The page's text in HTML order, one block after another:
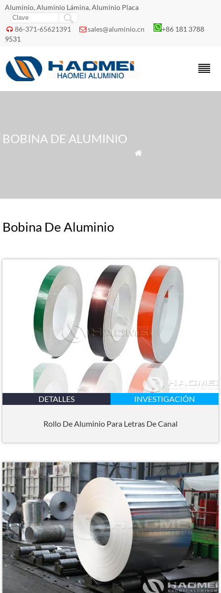
Aluminio, Aluminio Lámina, Aluminio Placa
 86-371-65621391  sales@aluminio.cn
+86 181 3788
9531
BOBINA DE ALUMINIO

Bobina De Aluminio
DETALLES INVESTIGACIÓN
Rollo De Aluminio Para Letras De Canal